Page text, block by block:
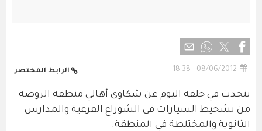
08/06/2012 - 18:38 الرابط المختصر
نتحدث في حلقة اليوم عن شكاوى أهالي منطقة الروضة
من تشحيط السيارات في الشوراع الفرعية والمدارس
الثانوية والمختلطة في المنطقة.